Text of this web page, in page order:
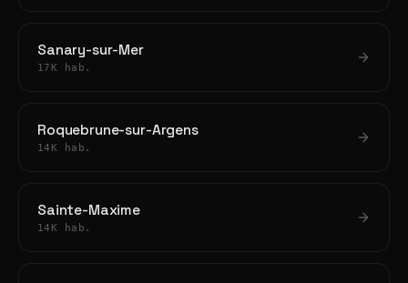
Sanary-sur-Mer
17K hab.
Roquebrune-sur-Argens
14K hab.
Sainte-Maxime
14K hab.